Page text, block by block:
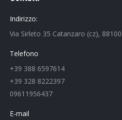
Indirizzo:
Via Sirleto 35 Catanzaro (cz),
Telefono
+39 388 6597614
+39 328 8222397
09611956437
E-mail